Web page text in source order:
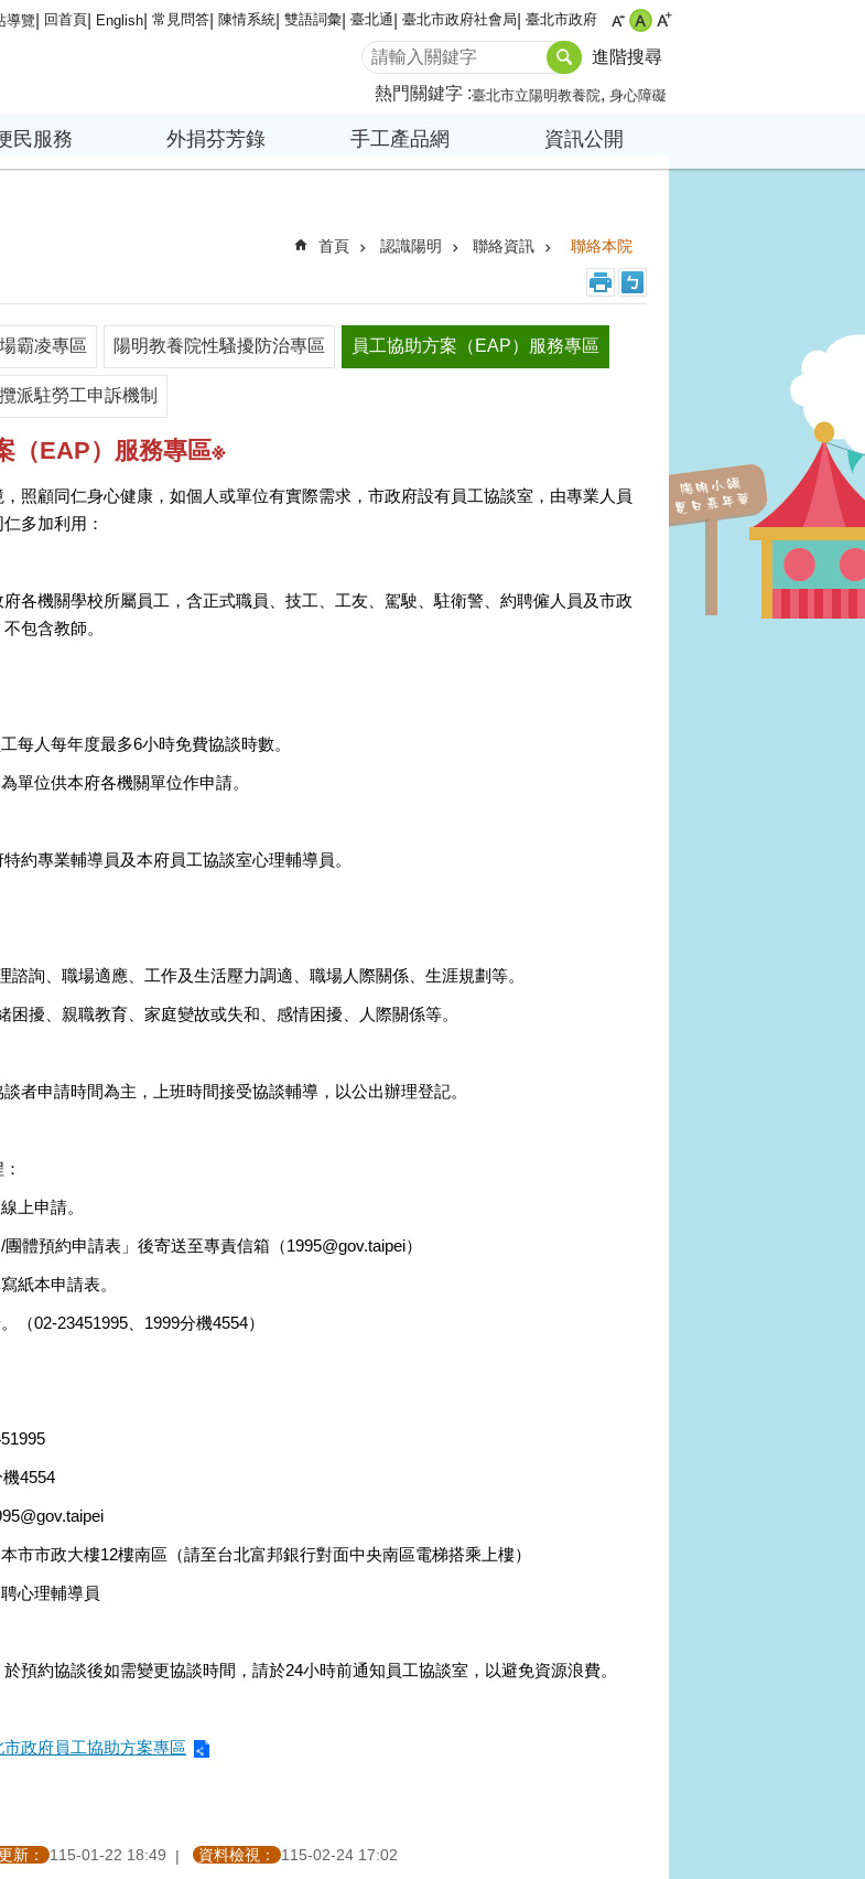
導覽 回首頁 English 常見問答 陳情系統 雙語詞彙 臺北通 臺北市政府社會局 臺北市政府
進階搜尋
熱門關鍵字 臺北市立陽明教養院 身心障礙
民服務 外捐芬芳錄 手工產品網 資訊公開
首頁 認識陽明 聯絡資訊 聯絡本院
霸凌專區 陽明教養院性騷擾防治專區 員工協助方案（EAP）服務專區
派駐勞工申訴機制
（EAP）服務專區※
照顧同仁身心健康，如個人或單位有實際需求，市政府設有員工協談室，由專業人員
多加利用：
各機關學校所屬員工，含正式職員、技工、工友、駕駛、駐衛警、約聘僱人員及市政
包含教師。
每人每年度最多6小時免費協談時數。
單位供本府各機關單位作申請。
約專業輔導員及本府員工協談室心理輔導員。
諮詢、職場適應、工作及生活壓力調適、職場人際關係、生涯規劃等。
困擾、親職教育、家庭變故或失和、感情困擾、人際關係等。
者申請時間為主，上班時間接受協談輔導，以公出辦理登記。
上申請。
體預約申請表」後寄送至專責信箱（1995@gov.taipei）
紙本申請表。
（02-23451995、1999分機4554）
4554
市市政大樓12樓南區（請至台北富邦銀行對面中央南區電梯搭乘上樓）
心理輔導員
預約協談後如需變更協談時間，請於24小時前通知員工協談室，以避免資源浪費。
市政府員工協助方案專區
新： 115-01-22 18:49 資料檢視： 115-02-24 17:02